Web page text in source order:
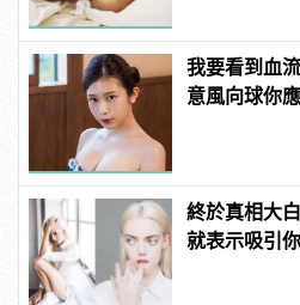
我要看到血
意風向球你
終於真相大
就表示吸引